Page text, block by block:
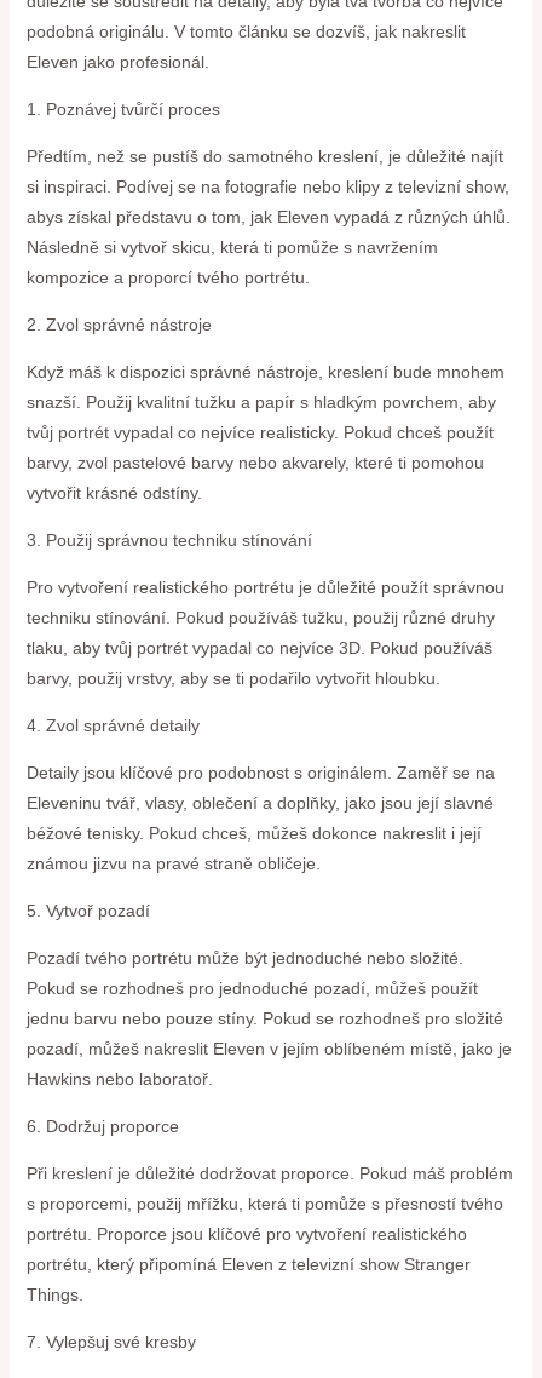
podobná originálu. V tomto článku se dozvíš, jak nakreslit
Eleven jako profesionál.
1. Poznávej tvůrčí proces
Předtím, než se pustíš do samotného kreslení, je důležité najít
si inspiraci. Podívej se na fotografie nebo klipy z televizní show,
abys získal představu o tom, jak Eleven vypadá z různých úhlů.
Následně si vytvoř skicu, která ti pomůže s navržením
kompozice a proporcí tvého portrétu.
2. Zvol správné nástroje
Když máš k dispozici správné nástroje, kreslení bude mnohem
snazší. Použij kvalitní tužku a papír s hladkým povrchem, aby
tvůj portrét vypadal co nejvíce realisticky. Pokud chceš použít
barvy, zvol pastelové barvy nebo akvarely, které ti pomohou
vytvořit krásné odstíny.
3. Použij správnou techniku stínování
Pro vytvoření realistického portrétu je důležité použít správnou
techniku stínování. Pokud používáš tužku, použij různé druhy
tlaku, aby tvůj portrét vypadal co nejvíce 3D. Pokud používáš
barvy, použij vrstvy, aby se ti podařilo vytvořit hloubku.
4. Zvol správné detaily
Detaily jsou klíčové pro podobnost s originálem. Zaměř se na
Eleveninu tvář, vlasy, oblečení a doplňky, jako jsou její slavné
béžové tenisky. Pokud chceš, můžeš dokonce nakreslit i její
známou jizvu na pravé straně obličeje.
5. Vytvoř pozadí
Pozadí tvého portrétu může být jednoduché nebo složité.
Pokud se rozhodneš pro jednoduché pozadí, můžeš použít
jednu barvu nebo pouze stíny. Pokud se rozhodneš pro složité
pozadí, můžeš nakreslit Eleven v jejím oblíbeném místě, jako je
Hawkins nebo laboratoř.
6. Dodržuj proporce
Při kreslení je důležité dodržovat proporce. Pokud máš problém
s proporcemi, použij mřížku, která ti pomůže s přesností tvého
portrétu. Proporce jsou klíčové pro vytvoření realistického
portrétu, který připomíná Eleven z televizní show Stranger
Things.
7. Vylepšuj své kresby